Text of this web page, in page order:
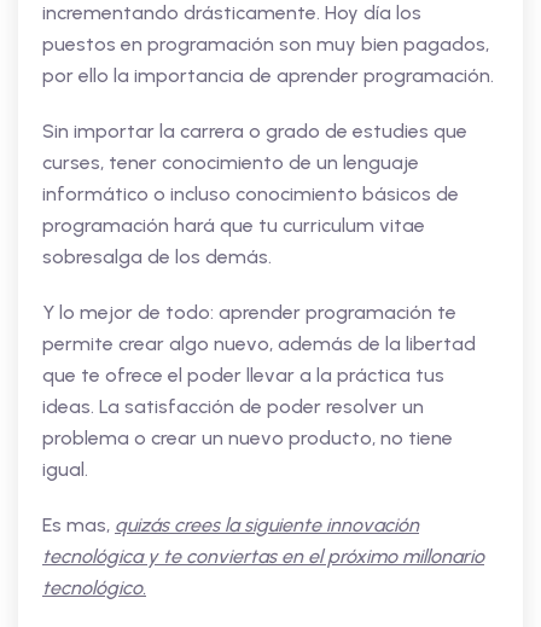
incrementando drásticamente. Hoy día los
puestos en programación son muy bien pagados,
por ello la importancia de aprender programación.
Sin importar la carrera o grado de estudies que
curses, tener conocimiento de un lenguaje
informático o incluso conocimiento básicos de
programación hará que tu curriculum vitae
sobresalga de los demás.
Y lo mejor de todo: aprender programación te
permite crear algo nuevo, además de la libertad
que te ofrece el poder llevar a la práctica tus
ideas. La satisfacción de poder resolver un
problema o crear un nuevo producto, no tiene
igual.
Es mas, quizás crees la siguiente innovación
tecnológica y te conviertas en el próximo millonario
tecnológico.